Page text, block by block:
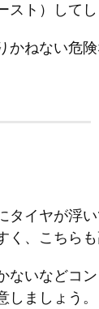
ト）してし
ねない危
イヤが浮
、こちら
いなどコ
ましょう。